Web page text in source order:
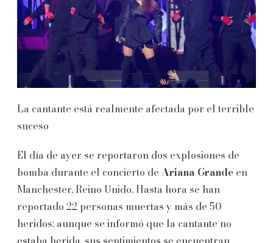
La cantante está realmente afectada por el terrible
suceso
El día de ayer se reportaron dos explosiones de
bomba durante el concierto de Ariana Grande en
Manchester, Reino Unido. Hasta hora se han
reportado 22 personas muertas y más de 50
heridos; aunque se informó que la cantante no